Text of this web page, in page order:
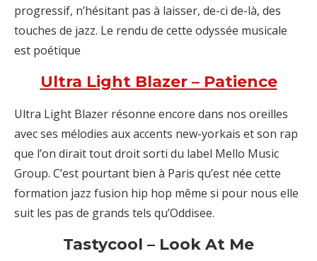
progressif, n’hésitant pas à laisser, de-ci de-là, des
touches de jazz. Le rendu de cette odyssée musicale
est poétique
Ultra Light Blazer – Patience
Ultra Light Blazer résonne encore dans nos oreilles
avec ses mélodies aux accents new-yorkais et son rap
que l’on dirait tout droit sorti du label Mello Music
Group. C’est pourtant bien à Paris qu’est née cette
formation jazz fusion hip hop même si pour nous elle
suit les pas de grands tels qu’Oddisee.
Tastycool – Look At Me